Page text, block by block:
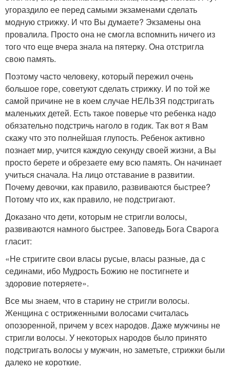
угораздило ее перед самыми экзаменами сделать
модную стрижку. И что Вы думаете? Экзамены она
провалила. Просто она не смогла вспомнить ничего из
того что еще вчера знала на пятерку. Она отстригла
свою память.
Поэтому часто человеку, который пережил очень
большое горе, советуют сделать стрижку. И по той же
самой причине не в коем случае НЕЛЬЗЯ подстригать
маленьких детей. Есть такое поверье что ребенка надо
обязательно подстричь наголо в годик. Так вот я Вам
скажу что это полнейшая глупость. Ребенок активно
познает мир, учится каждую секунду своей жизни, а Вы
просто берете и обрезаете ему всю память. Он начинает
учиться сначала. На лицо отставание в развитии.
Почему девочки, как правило, развиваются быстрее?
Потому что их, как правило, не подстригают.
Доказано что дети, которым не стригли волосы,
развиваются намного быстрее. Заповедь Бога Сварога
гласит:
«Не стригите свои власы русые, власы разные, да с
сединами, ибо Мудрость Божию не постигнете и
здоровие потеряете».
Все мы знаем, что в старину не стригли волосы.
Женщина с остриженными волосами считалась
опозоренной, причем у всех народов. Даже мужчины не
стригли волосы. У некоторых народов было принято
подстригать волосы у мужчин, но заметьте, стрижки были
далеко не короткие.